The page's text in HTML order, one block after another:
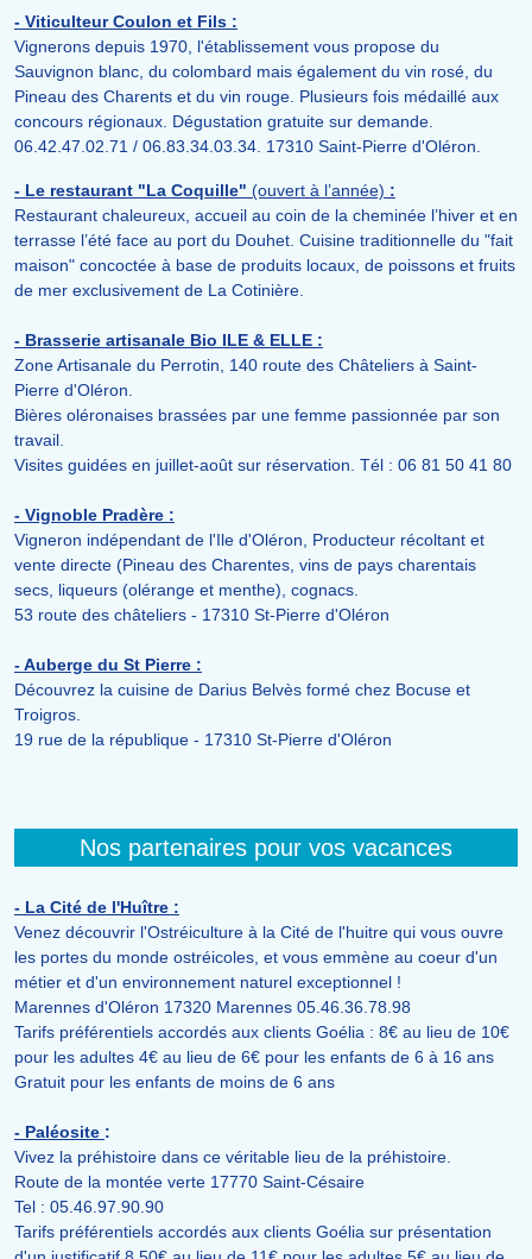
- Viticulteur Coulon et Fils :
Vignerons depuis 1970, l'établissement vous propose du
Sauvignon blanc, du colombard mais également du vin rosé, du
Pineau des Charents et du vin rouge. Plusieurs fois médaillé aux
concours régionaux. Dégustation gratuite sur demande.
06.42.47.02.71 / 06.83.34.03.34. 17310 Saint-Pierre d'Oléron.
- Le restaurant "La Coquille" (ouvert à l’année) :
Restaurant chaleureux, accueil au coin de la cheminée l’hiver et en
terrasse l’été face au port du Douhet. Cuisine traditionnelle du "fait
maison" concoctée à base de produits locaux, de poissons et fruits
de mer exclusivement de La Cotinière.
- Brasserie artisanale Bio ILE & ELLE :
Zone Artisanale du Perrotin, 140 route des Châteliers à Saint-
Pierre d'Oléron.
Bières oléronaises brassées par une femme passionnée par son
travail.
Visites guidées en juillet-août sur réservation. Tél : 06 81 50 41 80
- Vignoble Pradère :
Vigneron indépendant de l'Ile d'Oléron, Producteur récoltant et
vente directe (Pineau des Charentes, vins de pays charentais
secs, liqueurs (olérange et menthe), cognacs.
53 route des châteliers - 17310 St-Pierre d'Oléron
- Auberge du St Pierre :
Découvrez la cuisine de Darius Belvès formé chez Bocuse et
Troigros.
19 rue de la république - 17310 St-Pierre d'Oléron
Nos partenaires pour vos vacances
- La Cité de l'Huître :
Venez découvrir l'Ostréiculture à la Cité de l'huitre qui vous ouvre
les portes du monde ostréicoles, et vous emmène au coeur d'un
métier et d'un environnement naturel exceptionnel !
Marennes d'Oléron 17320 Marennes 05.46.36.78.98
Tarifs préférentiels accordés aux clients Goélia : 8€ au lieu de 10€
pour les adultes 4€ au lieu de 6€ pour les enfants de 6 à 16 ans
Gratuit pour les enfants de moins de 6 ans
- Paléosite :
Vivez la préhistoire dans ce véritable lieu de la préhistoire.
Route de la montée verte 17770 Saint-Césaire
Tel : 05.46.97.90.90
Tarifs préférentiels accordés aux clients Goélia sur présentation